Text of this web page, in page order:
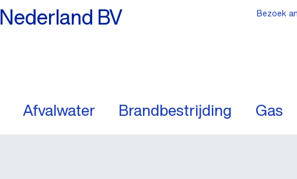
Nederland BV
Afvalwater Brandbestrijding Gas
Bezoek